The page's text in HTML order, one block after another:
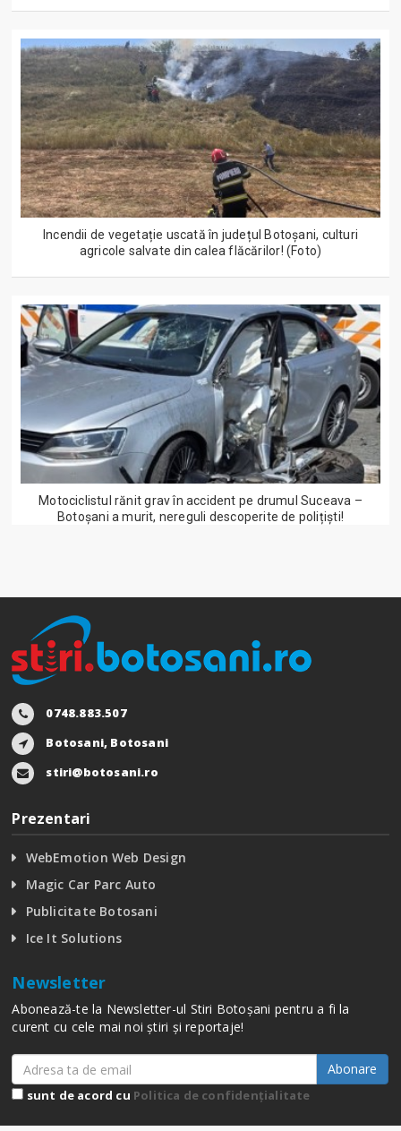
Incendii de vegetație uscată în județul Botoșani, culturi
agricole salvate din calea flăcărilor! (Foto)
Motociclistul rănit grav în accident pe drumul Suceava –
Botoșani a murit, nereguli descoperite de polițiști!
0748.883.507
Botosani, Botosani
stiri@botosani.ro
Prezentari
WebEmotion Web Design
Magic Car Parc Auto
Publicitate Botosani
Ice It Solutions
Newsletter
Abonează-te la Newsletter-ul Stiri Botoșani pentru a fi la
curent cu cele mai noi știri și reportaje!
Abonare
sunt de acord cu Politica de confidențialitate